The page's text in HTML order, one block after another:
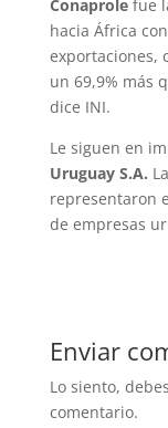
Conaprolefue
hacia África
exportaciones,
un 69,9% más
dice INI.
Le siguen en
Uruguay S.A.
representaron
de empresas
Enviar
Lo siento,
comentario.